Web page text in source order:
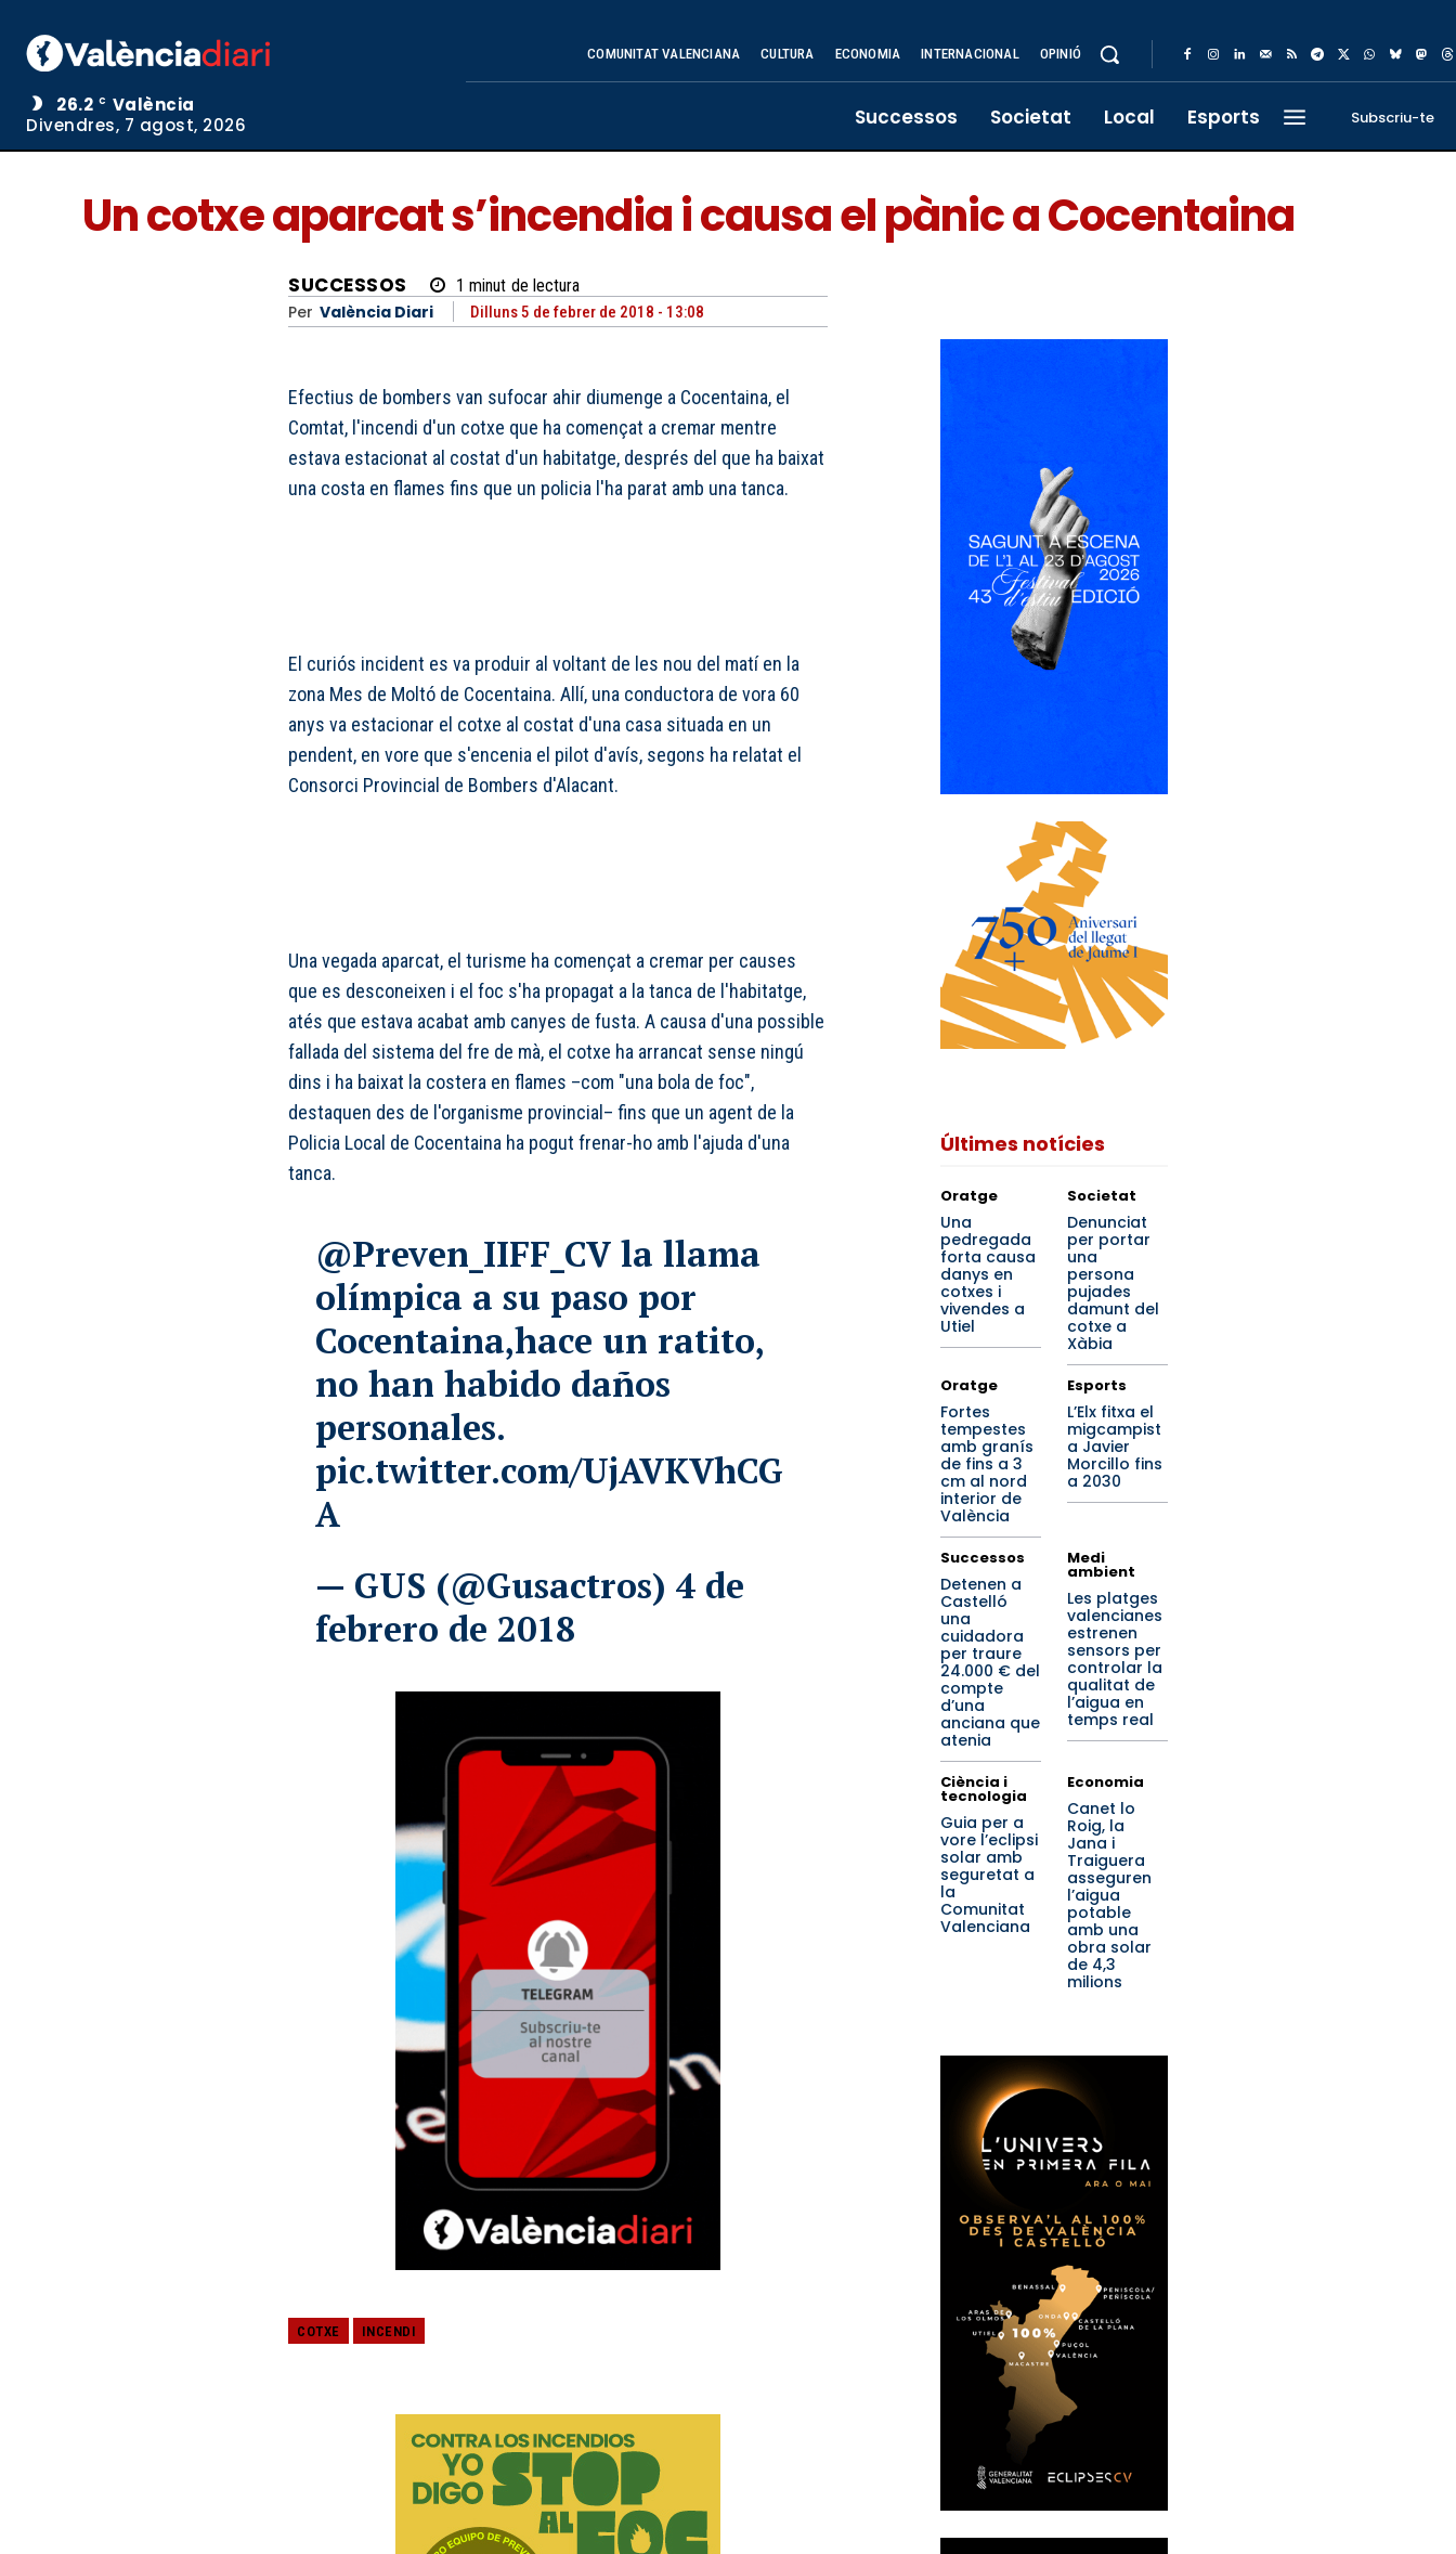
26.2 C
València
Divendres, 7 agost, 2026
COMUNITAT VALENCIANA CULTURA ECONOMIA INTERNACIONAL OPINIÓ
Successos Societat Local Esports Subscriu-te
Un cotxe aparcat s’incendia i causa el pànic a Cocentaina
SUCCESSOS 1 minut de lectura
Per València Diari Dilluns 5 de febrer de 2018 - 13:08
Efectius de bombers van sufocar ahir diumenge a Cocentaina, el
Comtat, l'incendi d'un cotxe que ha començat a cremar mentre
estava estacionat al costat d'un habitatge, després del que ha baixat
una costa en flames fins que un policia l'ha parat amb una tanca.
El curiós incident es va produir al voltant de les nou del matí en la
zona Mes de Moltó de Cocentaina. Allí, una conductora de vora 60
anys va estacionar el cotxe al costat d'una casa situada en un
pendent, en vore que s'encenia el pilot d'avís, segons ha relatat el
Consorci Provincial de Bombers d'Alacant.
Una vegada aparcat, el turisme ha començat a cremar per causes
que es desconeixen i el foc s'ha propagat a la tanca de l'habitatge,
atés que estava acabat amb canyes de fusta. A causa d'una possible
fallada del sistema del fre de mà, el cotxe ha arrancat sense ningú
dins i ha baixat la costera en flames –com "una bola de foc",
destaquen des de l'organisme provincial– fins que un agent de la
Policia Local de Cocentaina ha pogut frenar-ho amb l'ajuda d'una
tanca.
@Preven_IIFF_CVla llama
olímpica a su paso por
Cocentaina,hace un ratito,
no han habido daños
personales.
pic.twitter.com/UjAVKVhCG
A
— GUS (@Gusactros) 4 de
febrero de 2018
COTXE INCENDI
Últimes notícies
Oratge
Una
pedregada
forta causa
danys en
cotxes i
vivendes a
Utiel
Societat
Denunciat
per portar
una
persona
pujades
damunt del
cotxe a
Xàbia
Oratge
Fortes
tempestes
amb granís
de fins a 3
cm al nord
interior de
València
Esports
L’Elx fitxa el
migcampist
a Javier
Morcillo fins
a 2030
Successos
Detenen a
Castelló
una
cuidadora
per traure
24.000 € del
compte
d’una
anciana que
atenia
Medi
ambient
Les platges
valencianes
estrenen
sensors per
controlar la
qualitat de
l’aigua en
temps real
Ciència i
tecnologia
Guia per a
vore l’eclipsi
solar amb
seguretat a
la
Comunitat
Valenciana
Economia
Canet lo
Roig, la
Jana i
Traiguera
asseguren
l’aigua
potable
amb una
obra solar
de 4,3
milions